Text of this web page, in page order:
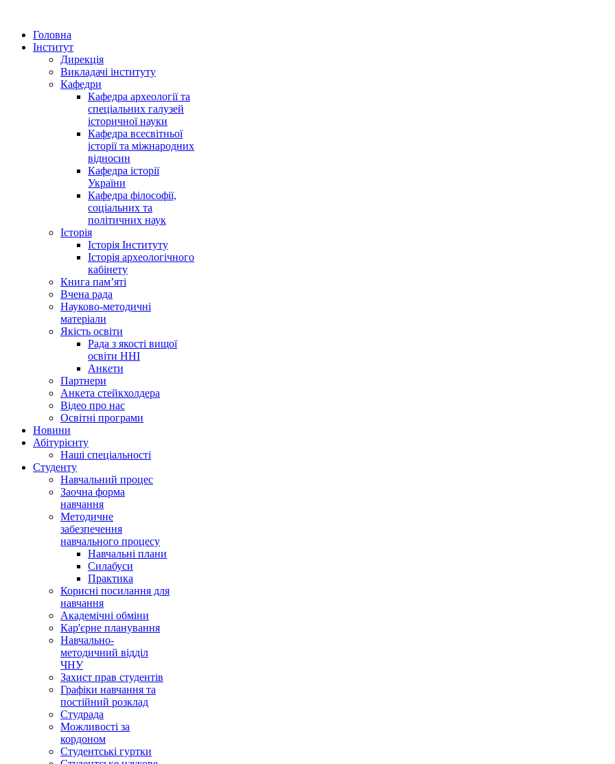
Головна
Інститут
Дирекція
Викладачі інституту
Кафедри
Кафедра археології та
спеціальних галузей
історичної науки
Кафедра всесвітньої
історії та міжнародних
відносин
Кафедра історії
України
Кафедра філософії,
соціальних та
політичних наук
Історія
Історія Інституту
Історія археологічного
кабінету
Книга памʼяті
Вчена рада
Науково-методичні
матеріали
Якість освіти
Рада з якості вищої
освіти ННІ
Анкети
Партнери
Анкета стейкхолдера
Відео про нас
Освітні програми
Hовини
Абітурієнту
Наші спеціальності
Студенту
Навчальний процес
Заочна форма
навчання
Методичне
забезпечення
навчального процесу
Навчальні плани
Силабуси
Практика
Корисні посилання для
навчання
Академічні обміни
Кар'єрне планування
Навчально-
методичний відділ
ЧНУ
Захист прав студентів
Графіки навчання та
постійний розклад
Студрада
Можливості за
кордоном
Студентські гуртки